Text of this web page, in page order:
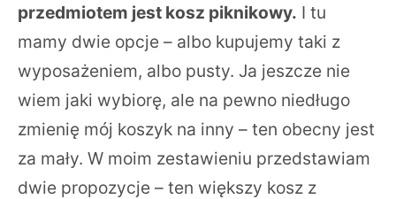
przedmiotem jest kosz piknikowy. I tu
mamy dwie opcje – albo kupujemy taki z
wyposażeniem, albo pusty. Ja jeszcze nie
wiem jaki wybiorę, ale na pewno niedługo
zmienię mój koszyk na inny – ten obecny jest
za mały. W moim zestawieniu przedstawiam
dwie propozycje – ten większy kosz z